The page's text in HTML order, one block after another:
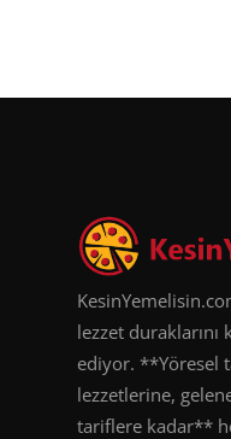
lezzet
ediyor. **Yöresel
lezzetlerine,
tariflere kadar**